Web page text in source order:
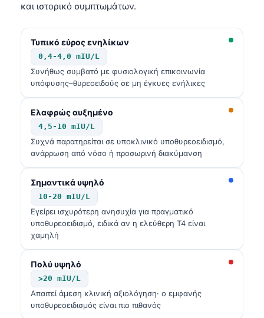
και ιστορικό συμπτωμάτων.
Τυπικό εύρος ενηλίκων
0,4-4,0 mIU/L
Συνήθως συμβατό με φυσιολογική επικοινωνία
υπόφυσης–θυρεοειδούς σε μη έγκυες ενήλικες
Ελαφρώς αυξημένο
4,5-10 mIU/L
Συχνά παρατηρείται σε υποκλινικό υποθυρεοειδισμό,
ανάρρωση από νόσο ή προσωρινή διακύμανση
Σημαντικά υψηλό
10-20 mIU/L
Εγείρει ισχυρότερη ανησυχία για πραγματικό
υποθυρεοειδισμό, ειδικά αν η ελεύθερη T4 είναι
χαμηλή
Πολύ υψηλό
>20 mIU/L
Απαιτεί άμεση κλινική αξιολόγηση· ο εμφανής
υποθυρεοειδισμός είναι πιο πιθανός